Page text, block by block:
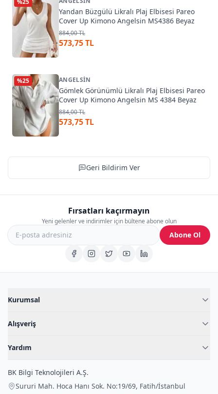
Yandan Büzgülü Likralı Plaj Elbisesi Pareo
Cover Up Kimono Angelsin MS4386 Beyaz
884,00 TL
573,75 TL
%25 ANGELSIN
Gömlek Görünümlü Likralı Plaj Elbisesi Pareo
Cover Up Kimono Angelsin MS 4384 Beyaz
884,00 TL
573,75 TL
Geri Bildirim Ver
Fırsatları kaçırmayın
Yeni gelenler ve indirimler için bültene abone olun
Abone Ol
Kurumsal
Blog
İç Giyim Rehberi
Alışveriş
Fantazi İç Giyim
Çocuk İç Giyim
Yardım
İade Politikası
BK Bilgi Teknolojileri A.Ş.
Sururi Mah. Hoca Hanı Sok. No:19/69, Fatih/İstanbul